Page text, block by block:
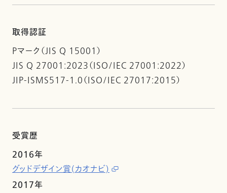
取得認証
Pマーク（JIS Q 15001）
JIS Q 27001:2023（ISO/IEC 27001:2022）
JIP-ISMS517-1.0（ISO/IEC 27017:2015）
受賞歴
2016年
グッドデザイン賞(カオナビ)
2017年